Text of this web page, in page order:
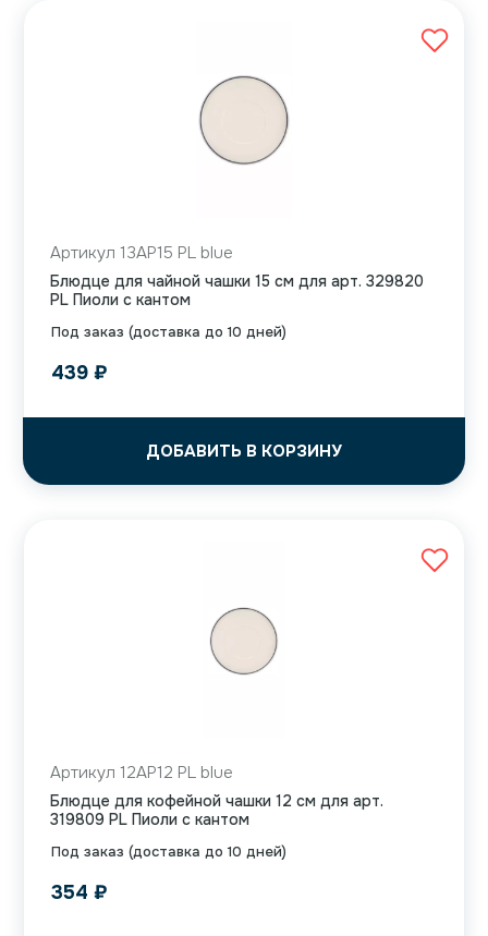
Под заказ (доставка до 10 дней)
Артикул 13AP15 PL blue
Блюдце для чайной чашки 15 см для арт. 329820
PL Пиоли с кантом
439 ₽
ДОБАВИТЬ В КОРЗИНУ
Под заказ (доставка до 10 дней)
Артикул 12AP12 PL blue
Блюдце для кофейной чашки 12 см для арт.
319809 PL Пиоли с кантом
354 ₽